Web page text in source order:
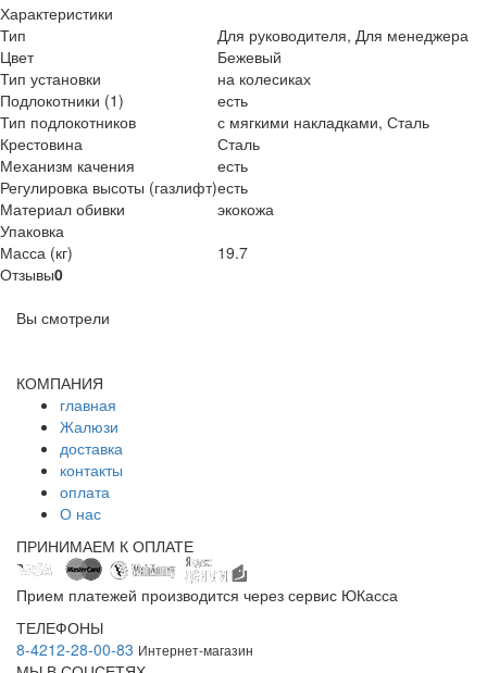
Характеристики
Тип
Для руководителя, Для менеджера
Цвет
Бежевый
Тип установки
на колесиках
Подлокотники (1)
есть
Тип подлокотников
с мягкими накладками, Сталь
Крестовина
Сталь
Механизм качения
есть
Регулировка высоты (газлифт)есть
Материал обивки
экокожа
Упаковка
Масса (кг)
19.7
Отзывы0
Вы смотрели
КОМПАНИЯ
главная
Жалюзи
доставка
контакты
оплата
О нас
ПРИНИМАЕМ К ОПЛАТЕ
Прием платежей производится через сервис ЮКасса
ТЕЛЕФОНЫ
8-4212-28-00-83 Интернет-магазин